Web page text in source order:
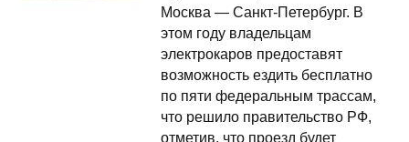
Москва — Санкт‑Петербург. В
этом году владельцам
электрокаров предоставят
возможность ездить бесплатно
по пяти федеральным трассам,
что решило правительство РФ,
отметив, что проезд будет